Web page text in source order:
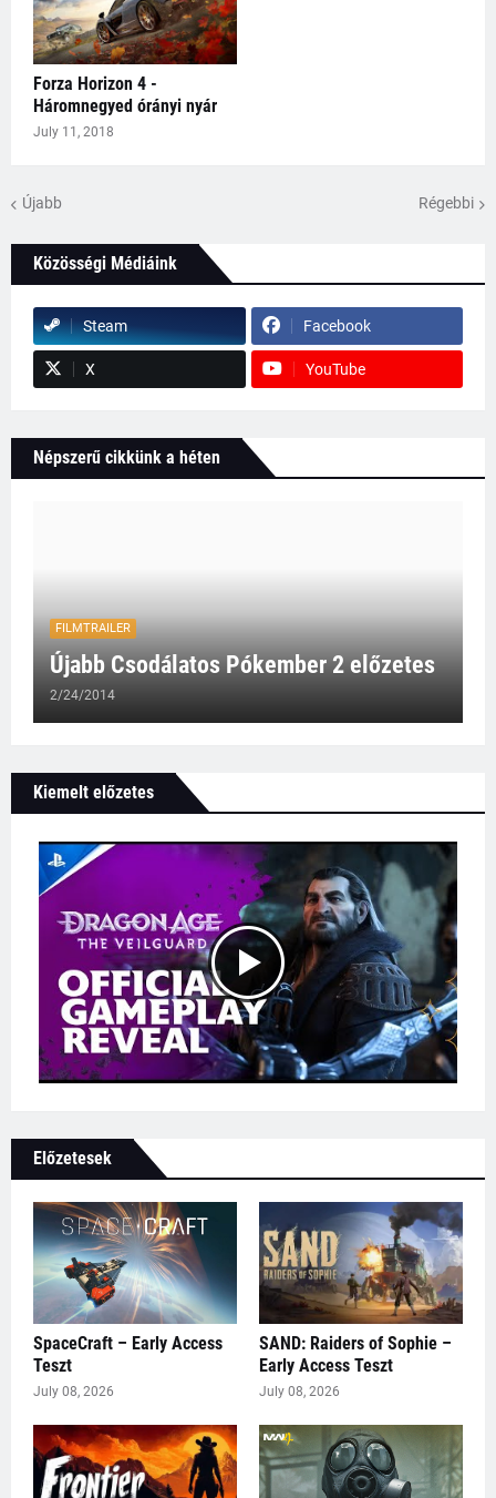
Forza Horizon 4 -
Háromnegyed órányi nyár
July 11, 2018
Újabb Régebbi
Közösségi Médiáink
Steam Facebook
X YouTube
Népszerű cikkünk a héten
FILMTRAILER
Újabb Csodálatos Pókember 2 előzetes
2/24/2014
Kiemelt előzetes
Előzetesek
SpaceCraft – Early Access
Teszt
July 08, 2026
SAND: Raiders of Sophie –
Early Access Teszt
July 08, 2026